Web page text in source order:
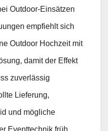
Outdoor-Einsätzen
empfiehlt sich
Outdoor Hochzeit mit
damit der Effekt
zuverlässig
Lieferung,
und mögliche
Eventtechnik früh